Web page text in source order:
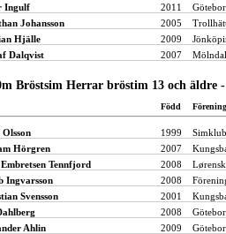
Ingulf 2011
Johansson 2005
Hjälle 2009
Dalqvist 2007
Bröstsim Herrar bröstim 13 och äldre
Född Förening
1999
Hörgren 2007
Tennfjord 2008
Ingvarsson 2008
Svensson 2001
2008
Ahlin 2009